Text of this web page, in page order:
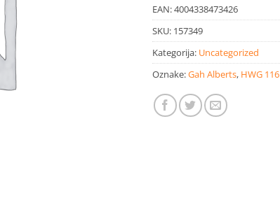
EAN:4004338473426
SKU: 157349
Kategorija: Uncategorized
Oznake:Gah Alberts, HWG 116